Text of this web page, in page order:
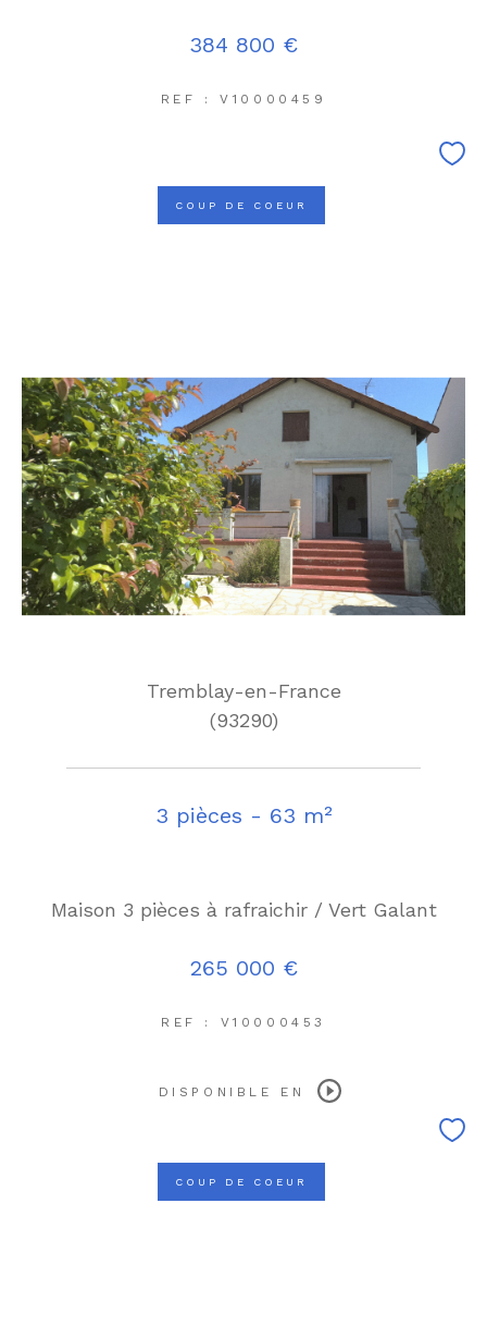
384 800 €
REF : V10000459
COUP DE COEUR
Tremblay-en-France
(93290)
3 pièces - 63 m²
Maison 3 pièces à rafraichir / Vert Galant
265 000 €
REF : V10000453
DISPONIBLE EN
COUP DE COEUR